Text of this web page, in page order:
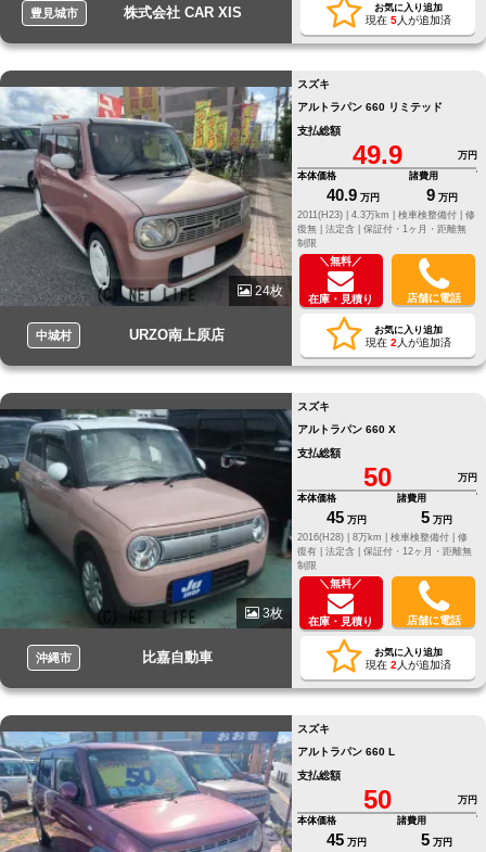
豊見城市 株式会社 CAR XIS お気に入り追加
現在 5人が追加済
24枚
中城村 URZO南上原店
スズキ
アルトラパン 660 リミテッド
支払総額
49.9
万円
本体価格
40.9 万円
諸費用
9 万円
2011(H23) |
4.3万km | 検車検整備付 | 修
復無 | 法定含 | 保証付・1ヶ月・距離無
制限
＼無料／
在庫・見積り 店舗に電話
お気に入り追加
現在 2 人が追加済
3枚
沖縄市 比嘉自動車
スズキ
アルトラパン 660 X
支払総額
50
万円
本体価格
45 万円
諸費用
5 万円
2016(H28) |
8万km | 検車検整備付 | 修
復有 | 法定含 | 保証付・12ヶ月・距離無
制限
＼無料／
在庫・見積り 店舗に電話
お気に入り追加
現在 2 人が追加済
スズキ
アルトラパン 660 L
支払総額
50
万円
本体価格
45 万円
諸費用
5 万円